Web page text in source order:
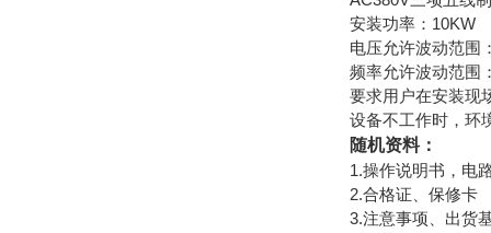
安装功率：10KW
电压允许波动范围
频率允许波动范围
要求用户在安装现
设备不工作时，环
随机资料：
1.操作说明书，电
2.合格证、保修卡
3.注意事项、出货